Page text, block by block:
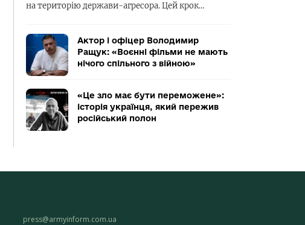
на територію держави-агресора. Цей крок…
Актор і офіцер Володимир
Ращук: «Воєнні фільми не мають
нічого спільного з війною»
«Це зло має бути переможене»:
історія українця, який пережив
російський полон
press@armyinform.com.ua